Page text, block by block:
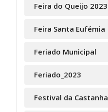
Feira do Queijo 2023
Feira Santa Eufémia
Feriado Municipal
Feriado_2023
Festival da Castanha